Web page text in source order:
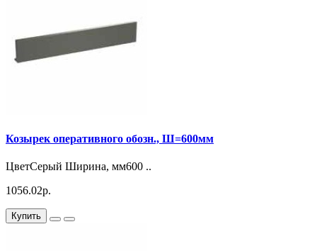
Козырек оперативного обозн., Ш=600мм
ЦветСерый Ширина, мм600 ..
1056.02р.
Купить